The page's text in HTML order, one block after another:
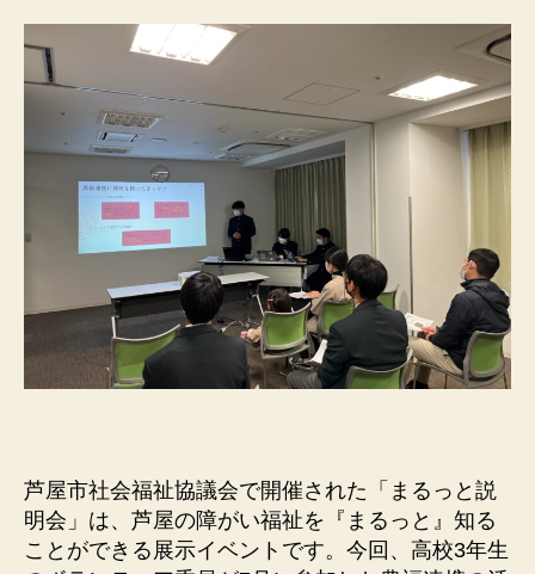
芦屋市社会福祉協議会で開催された「まるっと説
明会」は、芦屋の障がい福祉を『まるっと』知る
ことができる展示イベントです。今回、高校3年生